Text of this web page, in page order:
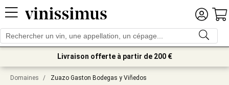
Livraison offerte à partir de 200 €
Domaines / Zuazo Gaston Bodegas y Viñedos